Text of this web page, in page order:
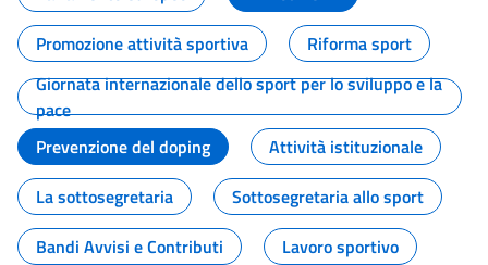
Promozione attività sportiva
Riforma sport
Giornata internazionale dello sport per lo sviluppo e la
pace
Prevenzione del doping
Attività istituzionale
La sottosegretaria
Sottosegretaria allo sport
Bandi Avvisi e Contributi
Lavoro sportivo